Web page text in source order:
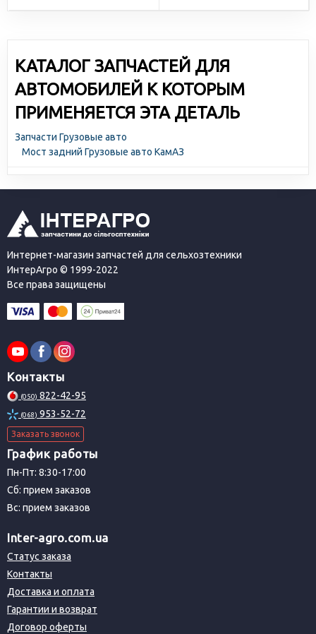
КАТАЛОГ ЗАПЧАСТЕЙ ДЛЯ
АВТОМОБИЛЕЙ К КОТОРЫМ
ПРИМЕНЯЕТСЯ ЭТА ДЕТАЛЬ
Запчасти Грузовые авто
Мост задний Грузовые авто КамАЗ
Интернет-магазин запчастей для сельхозтехники
ИнтерАгро © 1999-2022
Все права защищены
Контакты
(050) 822-42-95
(068) 953-52-72
Заказать звонок
График работы
Пн-Пт: 8:30-17:00
Сб: прием заказов
Вс: прием заказов
Inter-agro.com.ua
Статус заказа
Контакты
Доставка и оплата
Гарантии и возврат
Договор оферты